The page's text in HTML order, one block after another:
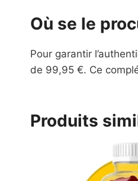
Où se le
Pour garantir
de 99,95 €. Ce
Produits